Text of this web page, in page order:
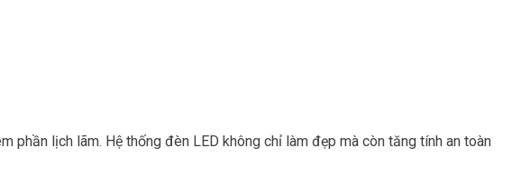
phần lịch lãm. Hệ thống đèn LED không chỉ làm đẹp mà còn tăng tính an toàn